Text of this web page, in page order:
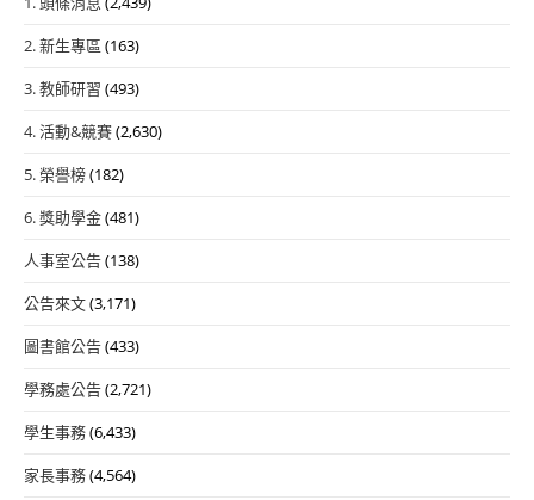
2. 新生專區 (163)
3. 教師研習 (493)
4. 活動&競賽(2,630)
5. 榮譽榜(182)
6. 獎助學金(481)
人事室公告(138)
公告來文(3,171)
圖書館公告(433)
學務處公告(2,721)
學生事務(6,433)
家長事務(4,564)